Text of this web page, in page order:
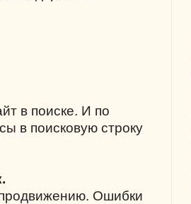
в поиске. И по
в поисковую строку
Ошибки